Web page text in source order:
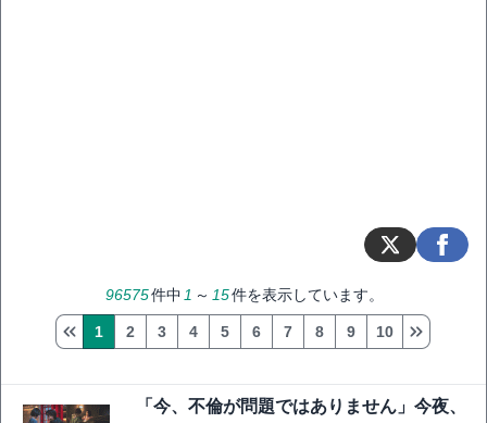
96575件中 1 ～ 15件を表示しています。
1 2 3 4 5 6 7 8 9 10
「今、不倫が問題ではありません」今夜、